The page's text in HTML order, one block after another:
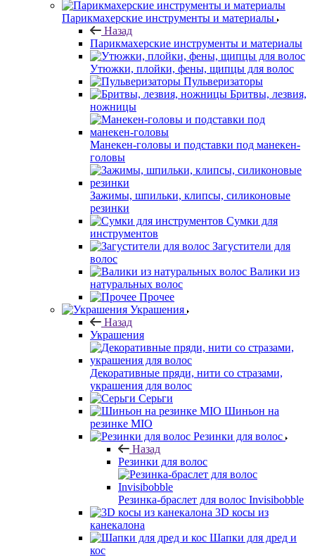
Парикмахерские инструменты и материалы
Назад
Парикмахерские инструменты и материалы
Утюжки, плойки, фены, щипцы для волос
Пульверизаторы
Бритвы, лезвия,
ножницы
Манекен-головы и подставки под манекен-
головы
Зажимы, шпильки, клипсы, силиконовые
резинки
Сумки для
инструментов
Загустители для
волос
Валики из
натуральных волос
Прочее
Украшения
Назад
Украшения
Декоративные пряди, нити со стразами,
украшения для волос
Серьги
Шиньон на
резинке MIO
Резинки для волос
Назад
Резинки для волос
Резинка-браслет для волос Invisibobble
3D косы из
канекалона
Шапки для дред и
кос